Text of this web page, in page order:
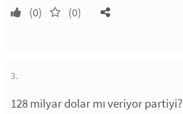
(0) (0)
3.
128 milyar dolar mı veriyor partiyi?